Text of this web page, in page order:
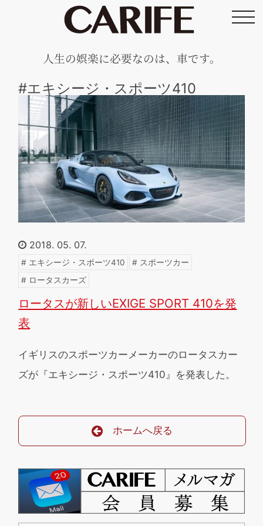
人生の娯楽に必要なのは、車です。
toggle
#エキシージ・スポーツ410
2018. 05. 07.
エキシージ・スポーツ410
スポーツカー
ロータスカーズ
ロータスが新しいEXIGE SPORT 410を発
表
イギリスのスポーツカーメーカーのロータスカー
ズが『エキシージ・スポーツ410』を発表した。
ホームへ戻る